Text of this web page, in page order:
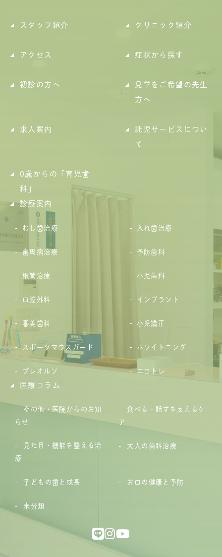
スタッフ紹介 クリニック紹介
アクセス 症状から探す
初診の方へ
見学をご希望の先生
方へ
求人案内
託児サービスについ
て
0歳からの「育児歯
科」
診療案内
むし歯治療 入れ歯治療
歯周病治療 予防歯科
根管治療 小児歯科
口腔外科 インプラント
審美歯科 小児矯正
スポーツマウスガード ホワイトニング
プレオルソ ニコトレ
医療コラム
その他・医院からのお知
らせ
食べる・話すを支えるケ
ア
見た目・機能を整える治
療
大人の歯科治療
子どもの歯と成長 お口の健康と予防
未分類